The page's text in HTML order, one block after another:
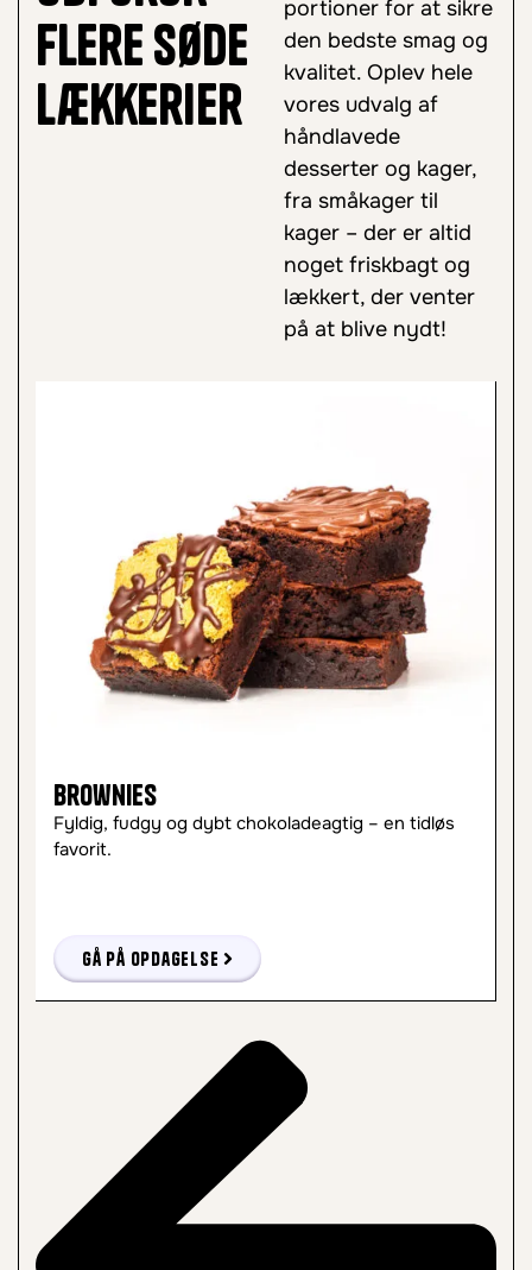
flere søde
lækkerier
portioner for at sikre
den bedste smag og
kvalitet. Oplev hele
vores udvalg af
håndlavede
desserter og kager,
fra småkager til
kager – der er altid
noget friskbagt og
lækkert, der venter
på at blive nydt!
chokoladeagtig – en tidløs
Bløde, tykke og fulde af